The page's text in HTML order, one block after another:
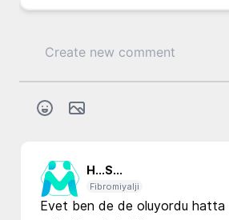
H...S...
Fibromiyalji
Evet ben de de oluyordu hatta